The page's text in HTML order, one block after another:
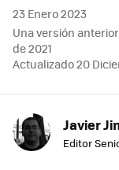
23 Enero 2023
Una versión
de 2021
Actualizado 20
Javier
Editor